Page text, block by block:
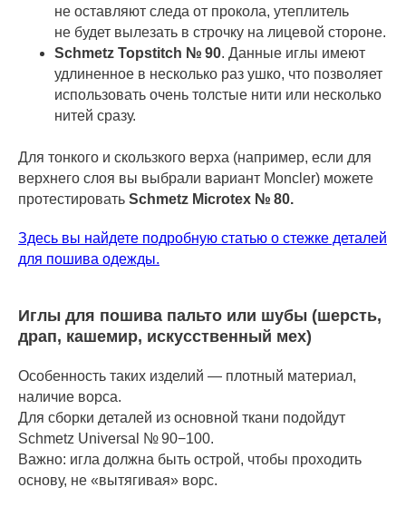
не оставляют следа от прокола, утеплитель
не будет вылезать в строчку на лицевой стороне.
Schmetz Topstitch № 90. Данные иглы имеют
удлиненное в несколько раз ушко, что позволяет
использовать очень толстые нити или несколько
нитей сразу.
Для тонкого и скользкого верха (например, если для
верхнего слоя вы выбрали вариант Moncler) можете
протестировать Schmetz Microtex № 80.
Здесь вы найдете подробную статью о стежке деталей
для пошива одежды.
Иглы для пошива пальто или шубы (шерсть,
драп, кашемир, искусственный мех)
Особенность таких изделий — плотный материал,
наличие ворса.
Для сборки деталей из основной ткани подойдут
Schmetz Universal № 90−100.
Важно: игла должна быть острой, чтобы проходить
основу, не «вытягивая» ворс.